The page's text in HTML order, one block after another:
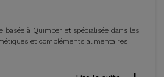
basée à Quimper et spécialisée dans les
et compléments alimentaires